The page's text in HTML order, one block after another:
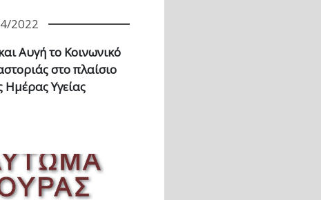
2022
Αυγή το Κοινωνικό
στο πλαίσιο
Ημέρας Υγείας